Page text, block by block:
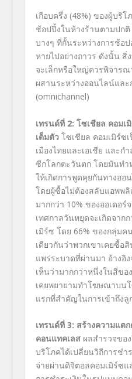
เกือบครึ่ง (48%) ของผู้บริโ
ช้อปปิ้งในห้างร้านตามปกติ
บางๆ ที่กั้นระหว่างการช้อ
หายไปอย่างถาวร ดังนั้น
จะเล็กหรือใหญ่ควรพิจาร
ผสานระหว่างออนไลน์แล
(omnichannel)
เทรนด์ที่ 2: โซเชียล คอมเ
เต็มตัว โซเชียล คอมเมิร์ซ
เมืองไทยและเอเชีย และก
ซีกโลกตะวันตก โดยมันทำ
ให้เกิดการพูดคุยกันทางอ
โดยผู้ซื้อไม่ต้องสลับแอพพ
มากกว่า 10% ของออเดอร์
เทศกาลวันหยุดจะเกิดจาก
เมิร์ซ โดย 66% ของกลุ่มคน
เดียวกันว่าพวกเขาเคยซื้อ
แพร่ระบาดที่ผ่านมา อ้างอิ
เห็นว่ามากกว่าหนึ่งในสี่ขอ
เคยพยายามทำโฆษณาบน
แรกที่สำคัญในการเข้าถึงลู
เทรนด์ที่ 3: สร้างความแต
คอนแทคเลส ผลสำรวจขอ
บริโภคได้เปลี่ยนวิถีการชำ
จ่ายผ่านดิจิตอลคอมเมิร์ซแ